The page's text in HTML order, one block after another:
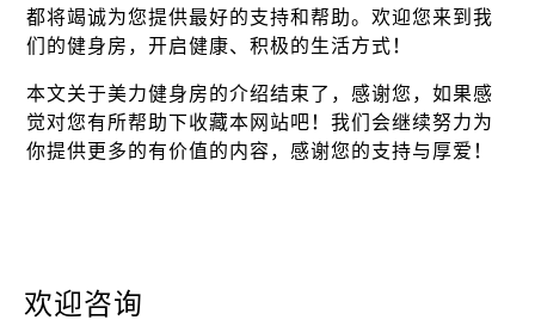
都将竭诚为您提供最好的支持和帮助。欢迎您来到我
们的健身房，开启健康、积极的生活方式！
本文关于美力健身房的介绍结束了，感谢您，如果感
觉对您有所帮助下收藏本网站吧！我们会继续努力为
你提供更多的有价值的内容，感谢您的支持与厚爱！
欢迎咨询